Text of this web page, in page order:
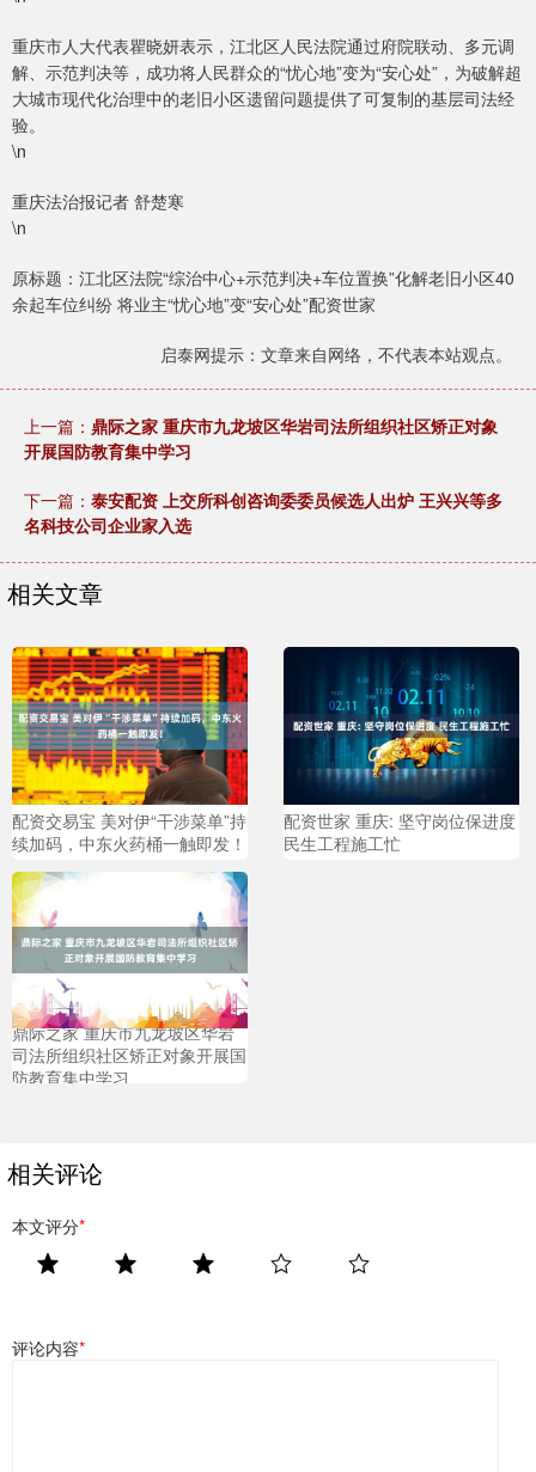
重庆市人大代表瞿晓妍表示，江北区人民法院通过府院联动、多元调
解、示范判决等，成功将人民群众的“忧心地”变为“安心处”，为破解超
大城市现代化治理中的老旧小区遗留问题提供了可复制的基层司法经
验。
\n
重庆法治报记者 舒楚寒
\n
原标题：江北区法院“综治中心+示范判决+车位置换”化解老旧小区40
余起车位纠纷 将业主“忧心地”变“安心处”配资世家
启泰网提示：文章来自网络，不代表本站观点。
上一篇： 鼎际之家 重庆市九龙坡区华岩司法所组织社区矫正对象
开展国防教育集中学习
下一篇： 泰安配资 上交所科创咨询委委员候选人出炉 王兴兴等多
名科技公司企业家入选
相关文章
配资交易宝 美对伊“干涉菜单”持
续加码，中东火药桶一触即发！
配资世家 重庆: 坚守岗位保进度
民生工程施工忙
鼎际之家 重庆市九龙坡区华岩
司法所组织社区矫正对象开展国
防教育集中学习
相关评论
本文评分*
评论内容*